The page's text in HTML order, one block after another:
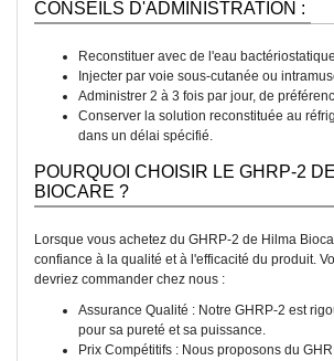
CONSEILS D'ADMINISTRATION :
Reconstituer avec de l'eau
Injecter par voie sous-cutanée ou
Administrer 2 à 3 fois par jour, de
Conserver la solution reconstituée au
dans un délai spécifié.
POURQUOI CHOISIR LE GHRP-2
BIOCARE ?
Lorsque vous achetez du GHRP-2 de Hilma
confiance à la qualité et à l'efficacité du produit.
devriez commander chez nous :
Assurance Qualité : Notre GHRP-2 est
pour sa pureté et sa puissance.
Prix Compétitifs : Nous proposons du